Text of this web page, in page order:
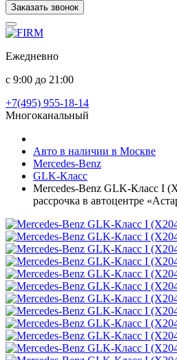
Заказать звонок
Ежедневно
с 9:00 до 21:00
+7(495) 955-18-14
Многоканальный
Авто в наличии в Москве
Mercedes-Benz
GLK-Класс
Mercedes-Benz GLK-Класс I
рассрочка в автоцентре